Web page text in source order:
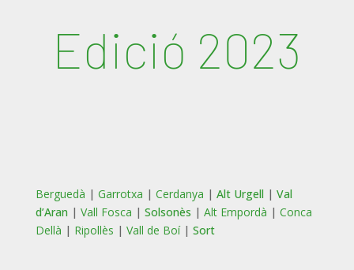
Edició 2023
Berguedà | Garrotxa | Cerdanya | Alt Urgell | Val
d’Aran | Vall Fosca | Solsonès | Alt Empordà | Conca
Dellà | Ripollès | Vall de Boí| Sort